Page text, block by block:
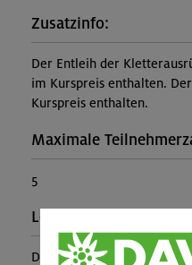
Zusatzinfo:
Der Entleih der
im Kurspreis enthalten.
Kurspreis enthalten.
Maximale
5
Leiter*in:
DAV Veranstaltungsleiter